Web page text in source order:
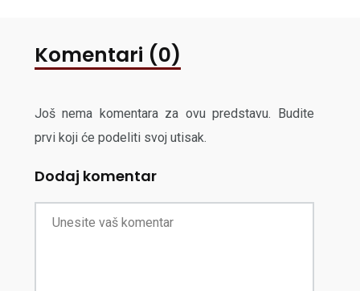
Komentari (0)
Još nema komentara za ovu predstavu. Budite
prvi koji će podeliti svoj utisak.
Dodaj komentar